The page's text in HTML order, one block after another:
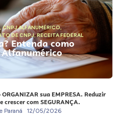
,CNPJ ALFANUMÉRICO,
DE CNPJ,RECEITA FEDERAL
Entenda como
Alfanumérico
ORGANIZAR sua EMPRESA. Reduzir
crescer com SEGURANÇA.
Paraná 12/05/2026